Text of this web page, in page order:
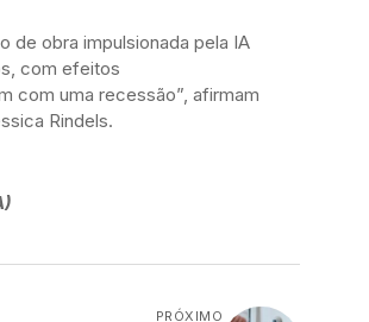
de obra impulsionada pela IA
com efeitos
com uma recessão”, afirmam
Rindels.
PRÓXIMO